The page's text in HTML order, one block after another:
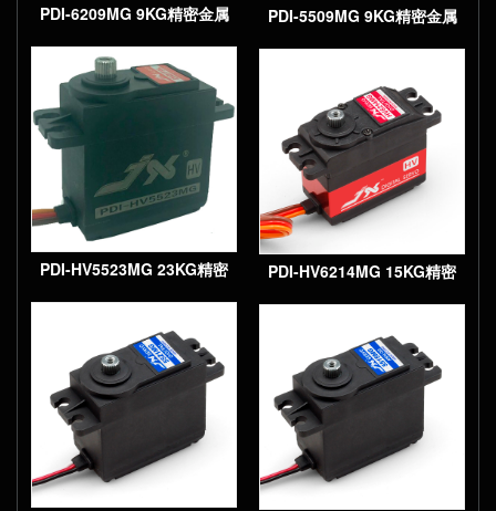
PDI-6209MG 9KG精密金属
齿轮大扭矩数字标准舵机
PDI-HV5523MG 23KG精密
金属齿轮大扭矩数字高压标
准舵机
PDI-5509MG 9KG精密金属
齿轮大扭矩数字标准舵机
PDI-HV6214MG 15KG精密
金属齿轮大扭矩数字标准舵
机